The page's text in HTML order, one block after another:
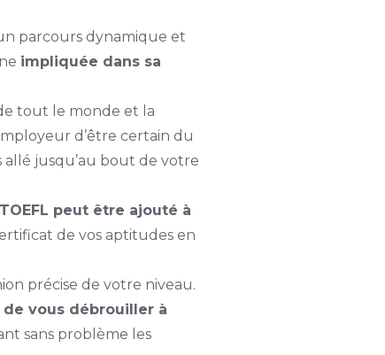
parcours dynamique et
impliquée dans sa
tout le monde et la
d’être certain du
jusqu’au bout de votre
peut être ajouté à
de vos aptitudes en
précise de votre niveau.
de vous débrouiller à
sans problème les